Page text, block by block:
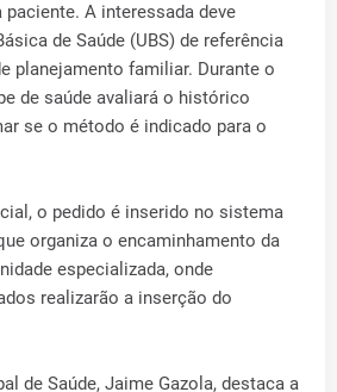
A interessada deve
de Saúde (UBS) de referência
planejamento familiar. Durante o
de saúde avaliará o histórico
se o método é indicado para o
o pedido é inserido no sistema
organiza o encaminhamento da
especializada, onde
realizarão a inserção do
de Saúde, Jaime Gazola, destaca a